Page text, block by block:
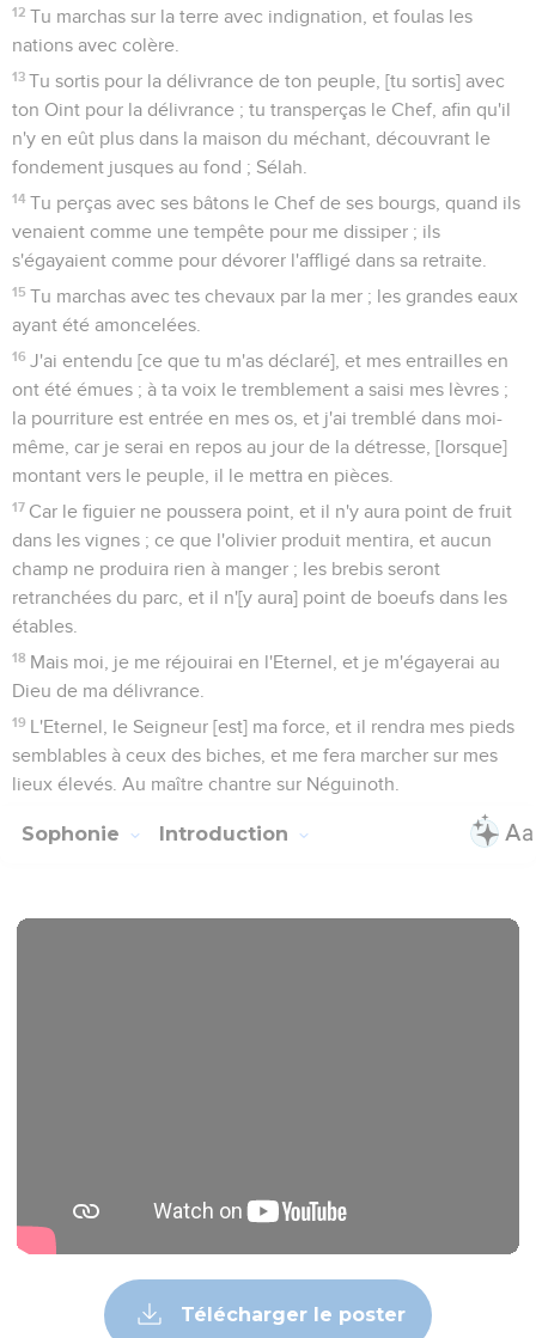
12 Tu marchas sur la terre avec indignation, et foulas les
nations avec colère.
13 Tu sortis pour la délivrance de ton peuple, [tu sortis] avec
ton Oint pour la délivrance ; tu transperças le Chef, afin qu'il
n'y en eût plus dans la maison du méchant, découvrant le
fondement jusques au fond ; Sélah.
14 Tu perças avec ses bâtons le Chef de ses bourgs, quand ils
venaient comme une tempête pour me dissiper ; ils
s'égayaient comme pour dévorer l'affligé dans sa retraite.
15 Tu marchas avec tes chevaux par la mer ; les grandes eaux
ayant été amoncelées.
16 J'ai entendu [ce que tu m'as déclaré], et mes entrailles en
ont été émues ; à ta voix le tremblement a saisi mes lèvres ;
la pourriture est entrée en mes os, et j'ai tremblé dans moi-
même, car je serai en repos au jour de la détresse, [lorsque]
montant vers le peuple, il le mettra en pièces.
17 Car le figuier ne poussera point, et il n'y aura point de fruit
dans les vignes ; ce que l'olivier produit mentira, et aucun
champ ne produira rien à manger ; les brebis seront
retranchées du parc, et il n'[y aura] point de boeufs dans les
étables.
18 Mais moi, je me réjouirai en l'Eternel, et je m'égayerai au
Dieu de ma délivrance.
19 L'Eternel, le Seigneur [est] ma force, et il rendra mes pieds
semblables à ceux des biches, et me fera marcher sur mes
lieux élevés. Au maître chantre sur Néguinoth.
Sophonie Introduction
Télécharger le poster